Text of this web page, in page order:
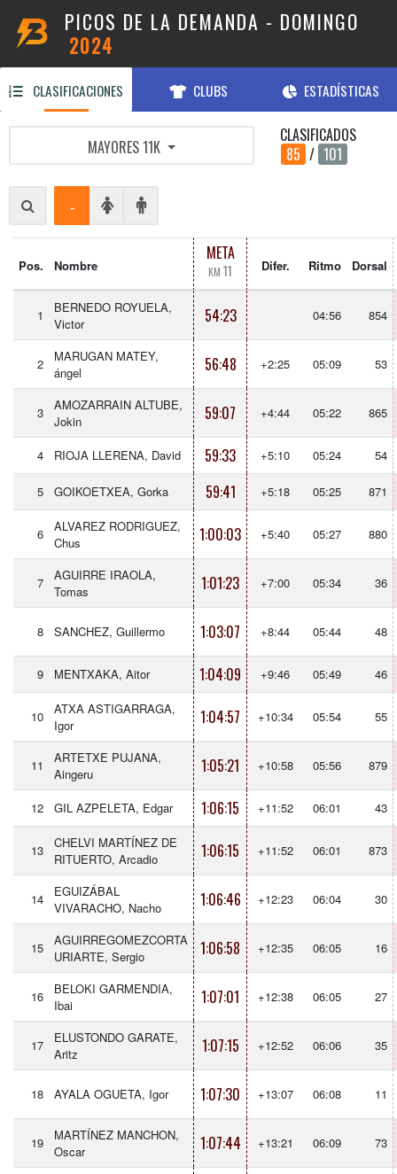
PICOS DE LA DEMANDA - DOMINGO
2024
CLASIFICACIONES CLUBS ESTADÍSTICAS
MAYORES 11K
CLASIFICADOS
85 / 101
-
Pos. Nombre
META
KM 11 Difer. Ritmo Dorsal
1
BERNEDO ROYUELA,
Victor
54:23 04:56 854
2
MARUGAN MATEY,
ángel
56:48 +2:25 05:09 53
3
AMOZARRAIN ALTUBE,
Jokin
59:07 +4:44 05:22 865
4 RIOJA LLERENA, David 59:33 +5:10 05:24 54
5 GOIKOETXEA, Gorka 59:41 +5:18 05:25 871
6
ALVAREZ RODRIGUEZ,
Chus
1:00:03 +5:40 05:27 880
7
AGUIRRE IRAOLA,
Tomas
1:01:23 +7:00 05:34 36
8 SANCHEZ, Guillermo 1:03:07 +8:44 05:44 48
9 MENTXAKA, Aitor 1:04:09 +9:46 05:49 46
10
ATXA ASTIGARRAGA,
Igor
1:04:57 +10:34 05:54 55
11
ARTETXE PUJANA,
Aingeru
1:05:21 +10:58 05:56 879
12 GIL AZPELETA, Edgar 1:06:15 +11:52 06:01 43
13
CHELVI MARTÍNEZ DE
RITUERTO, Arcadio
1:06:15 +11:52 06:01 873
14
EGUIZÁBAL
VIVARACHO, Nacho
1:06:46 +12:23 06:04 30
15
AGUIRREGOMEZCORTA
URIARTE, Sergio
1:06:58 +12:35 06:05 16
16
BELOKI GARMENDIA,
Ibai
1:07:01 +12:38 06:05 27
17
ELUSTONDO GARATE,
Aritz
1:07:15 +12:52 06:06 35
18 AYALA OGUETA, Igor 1:07:30 +13:07 06:08 11
19
MARTÍNEZ MANCHON,
Oscar
1:07:44 +13:21 06:09 73